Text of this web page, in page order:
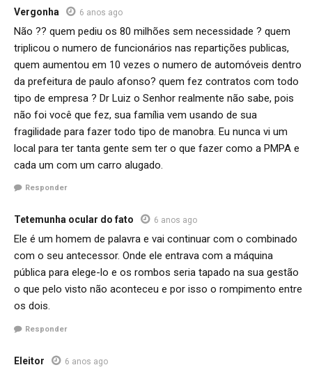
Vergonha 6 anos ago
Não ?? quem pediu os 80 milhões sem necessidade ? quem
triplicou o numero de funcionários nas repartições publicas,
quem aumentou em 10 vezes o numero de automóveis dentro
da prefeitura de paulo afonso? quem fez contratos com todo
tipo de empresa ? Dr Luiz o Senhor realmente não sabe, pois
não foi você que fez, sua família vem usando de sua
fragilidade para fazer todo tipo de manobra. Eu nunca vi um
local para ter tanta gente sem ter o que fazer como a PMPA e
cada um com um carro alugado.
Responder
Tetemunha ocular do fato 6 anos ago
Ele é um homem de palavra e vai continuar com o combinado
com o seu antecessor. Onde ele entrava com a máquina
pública para elege-lo e os rombos seria tapado na sua gestão
o que pelo visto não aconteceu e por isso o rompimento entre
os dois.
Responder
Eleitor 6 anos ago